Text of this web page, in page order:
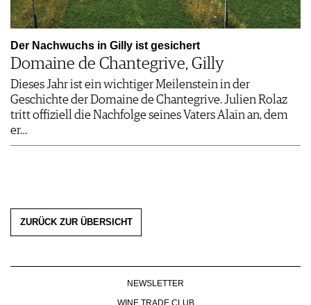
Der Nachwuchs in Gilly ist gesichert
Domaine de Chantegrive, Gilly
Dieses Jahr ist ein wichtiger Meilenstein in der
Geschichte der Do­maine de Chantegrive. Julien Rolaz
tritt offiziell die Nachfolge seines Vaters Alain an, dem
er…
ZURÜCK ZUR ÜBERSICHT
NEWSLETTER